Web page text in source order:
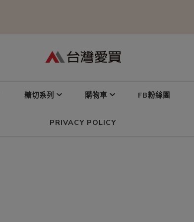
糖切系列 購物車 FB粉絲團
PRIVACY POLICY